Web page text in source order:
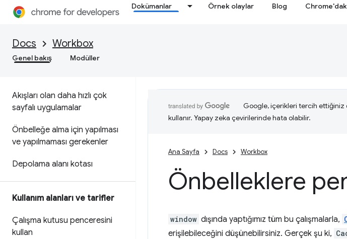
Dokümanlar Örnek olaylar Blog
Docs Workbox
Genel bakış Modüller
Farklı mimarilere yönelik
stratejiler
Uygulama kabuğu modeli
Ağ öncelikli HTML için Gezinme
Akışları olan daha hızlı çok
sayfalı uygulamalar
Önbelleğe alma için yapılması
ve yapılmaması gerekenler
Depolama alanı kotası
Kullanım alanları ve tarifler
Çalışma kutusu penceresini
kullan
Google, içerikleri tercih ettiğiniz
kullanır. Yapay zeka çevirilerinde hata olabilir.
Ana Sayfa Docs Workbox
Önbelleklere
window dışında yaptığımız tüm bu çalışmalarla,
erişilebileceğini düşünebilirsiniz. Gerçek şu ki,